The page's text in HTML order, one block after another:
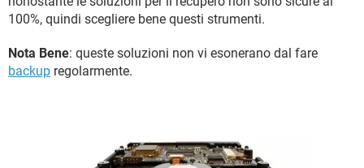
HARDWARE
TIKTOK FACEBOOK
iOS WINDOWS 10
TIKTOK FACEBOOK
100%, quindi scegliere bene questi strumenti.
Nota Bene: queste soluzioni non vi esonerano dal fare
backup regolarmente.